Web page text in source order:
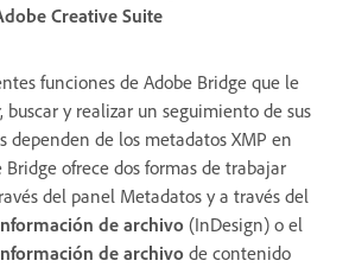
Creative Suite
funciones de Adobe Bridge que le
y realizar un seguimiento de sus
dependen de los metadatos XMP en
Bridge ofrece dos formas de trabajar
del panel Metadatos y a través del
de archivo (InDesign) o el
de archivo de contenido